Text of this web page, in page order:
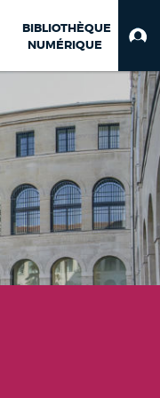
BIBLIOTHÈQUE
NUMÉRIQUE